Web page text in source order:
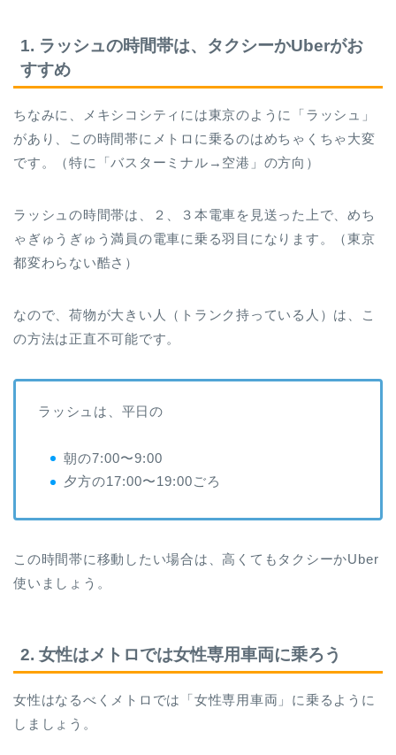
1. ラッシュの時間帯は、タクシーかUberがお
すすめ
ちなみに、メキシコシティには東京のように「ラッシュ」
があり、この時間帯にメトロに乗るのはめちゃくちゃ大変
です。（特に「バスターミナル→空港」の方向）
ラッシュの時間帯は、２、３本電車を見送った上で、めち
ゃぎゅうぎゅう満員の電車に乗る羽目になります。（東京
都変わらない酷さ）
なので、荷物が大きい人（トランク持っている人）は、こ
の方法は正直不可能です。
ラッシュは、平日の
朝の7:00〜9:00
夕方の17:00〜19:00ごろ
この時間帯に移動したい場合は、高くてもタクシーかUber
使いましょう。
2. 女性はメトロでは女性専用車両に乗ろう
女性はなるべくメトロでは「女性専用車両」に乗るように
しましょう。